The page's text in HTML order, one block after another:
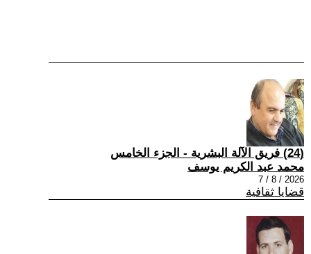
(24) فريق الآلة البشرية - الجزء الخامس
محمد عبد الكريم يوسف
2026 / 8 / 7
قضايا ثقافية